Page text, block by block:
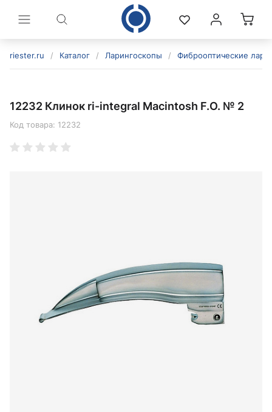
riester.ru / Каталог / Ларингоскопы / Фиброоптические
12232 Клинок ri-integral Macintosh F.O. № 2
Код товара: 12232